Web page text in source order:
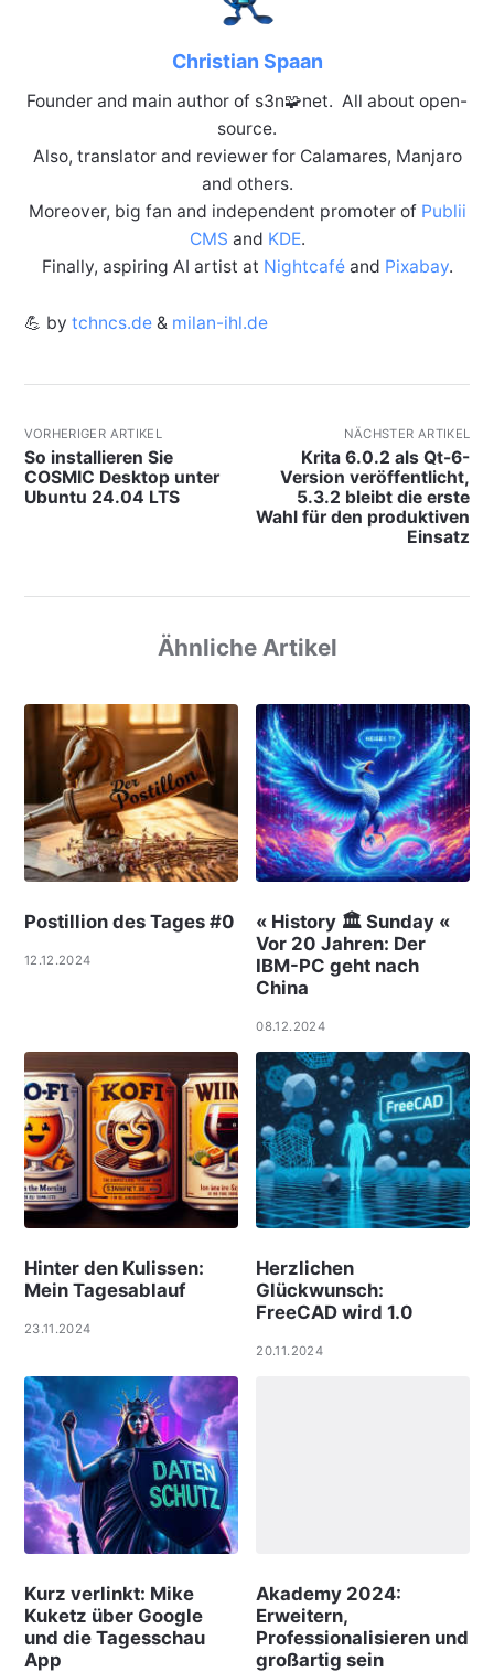
Christian Spaan
Founder and main author of s3n🧩net. All about open-
source.
Also, translator and reviewer for Calamares, Manjaro
and others.
Moreover, big fan and independent promoter of Publii
CMS and KDE.
Finally, aspiring AI artist at Nightcaféand Pixabay.
💪 by tchncs.de& milan-ihl.de
VORHERIGER ARTIKEL
So installieren Sie
COSMIC Desktop unter
Ubuntu 24.04 LTS
NÄCHSTER ARTIKEL
Krita 6.0.2 als Qt-6-
Version veröffentlicht,
5.3.2 bleibt die erste
Wahl für den produktiven
Einsatz
Ähnliche Artikel
Postillion des Tages #0
12.12.2024
« History 🏛 Sunday «
Vor 20 Jahren: Der
IBM-PC geht nach
China
08.12.2024
Hinter den Kulissen:
Mein Tagesablauf
23.11.2024
Herzlichen
Glückwunsch:
FreeCAD wird 1.0
20.11.2024
Kurz verlinkt: Mike
Kuketz über Google
und die Tagesschau
App
Akademy 2024:
Erweitern,
Professionalisieren und
großartig sein